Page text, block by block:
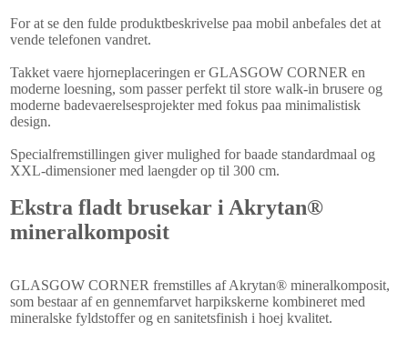
For at se den fulde produktbeskrivelse paa mobil anbefales det at
vende telefonen vandret.
Takket vaere hjorneplaceringen er GLASGOW CORNER en
moderne loesning, som passer perfekt til store walk-in brusere og
moderne badevaerelsesprojekter med fokus paa minimalistisk
design.
Specialfremstillingen giver mulighed for baade standardmaal og
XXL-dimensioner med laengder op til 300 cm.
Ekstra fladt brusekar i Akrytan®
mineralkomposit
GLASGOW CORNER fremstilles af Akrytan® mineralkomposit,
som bestaar af en gennemfarvet harpikskerne kombineret med
mineralske fyldstoffer og en sanitetsfinish i hoej kvalitet.